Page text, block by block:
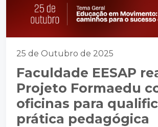
25 de Outubro de 2025
Faculdade EESAP
Projeto Formaedu
oficinas para
prática pedagógica